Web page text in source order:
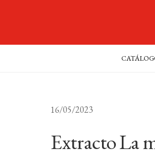
16/05/2023
Extracto La